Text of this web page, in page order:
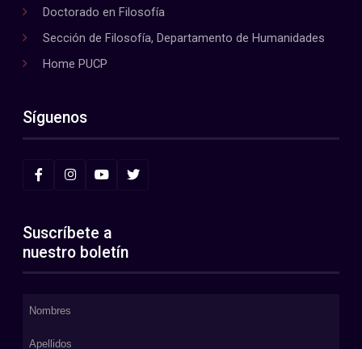
Doctorado en Filosofía
Sección de Filosofía, Departamento de Humanidades
Home PUCP
Síguenos
Suscríbete a
nuestro boletín